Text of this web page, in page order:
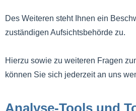
Des Weiteren steht Ihnen ein
zuständigen Aufsichtsbehörde zu.
Hierzu sowie zu weiteren Fragen
können Sie sich jederzeit an uns
Analyse-Tools und